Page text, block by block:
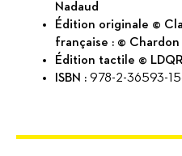
Nadaud
Édition originale ©
française : © Chardon
Édition tactile ©
ISBN : 978-2-36593-